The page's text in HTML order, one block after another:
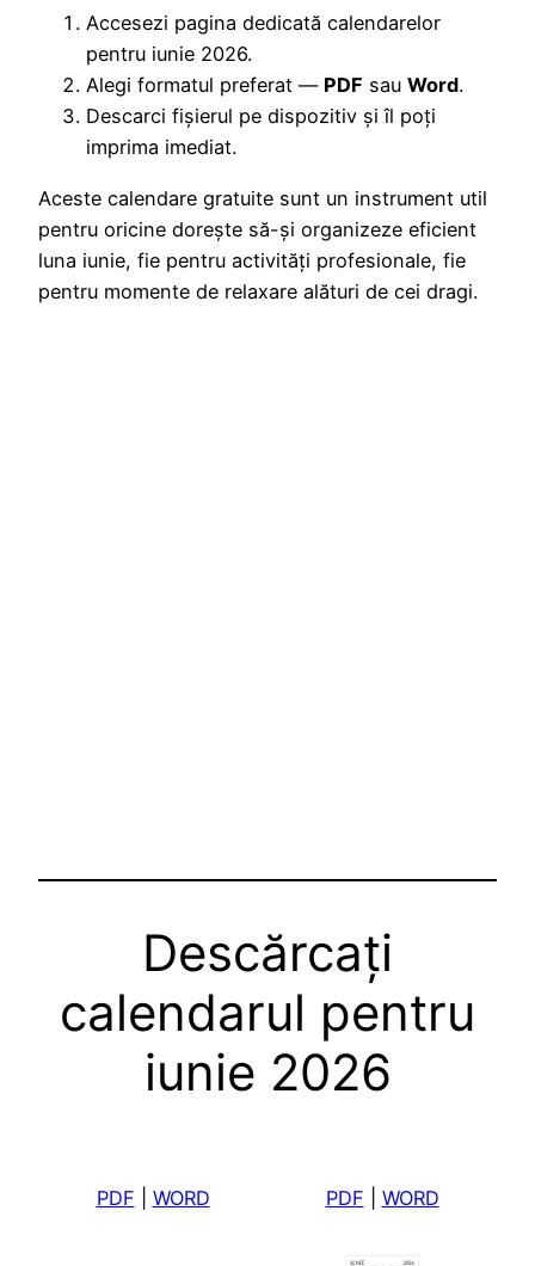
Accesezi pagina dedicată calendarelor
pentru iunie 2026.
Alegi formatul preferat — PDF sau Word.
Descarci fișierul pe dispozitiv și îl poți
imprima imediat.
Aceste calendare gratuite sunt un instrument util
pentru oricine dorește să-și organizeze eficient
luna iunie, fie pentru activități profesionale, fie
pentru momente de relaxare alături de cei dragi.
Descărcați
calendarul pentru
iunie 2026
PDF WORD PDF WORD